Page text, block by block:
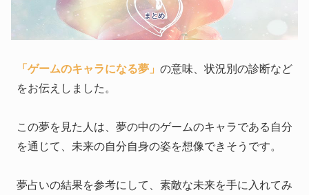
まとめ
「ゲームのキャラになる夢」 の意味、状況別の診断など
をお伝えしました。
この夢を見た人は、夢の中のゲームのキャラである自分
を通じて、未来の自分自身の姿を想像できそうです。
夢占いの結果を参考にして、素敵な未来を手に入れてみ